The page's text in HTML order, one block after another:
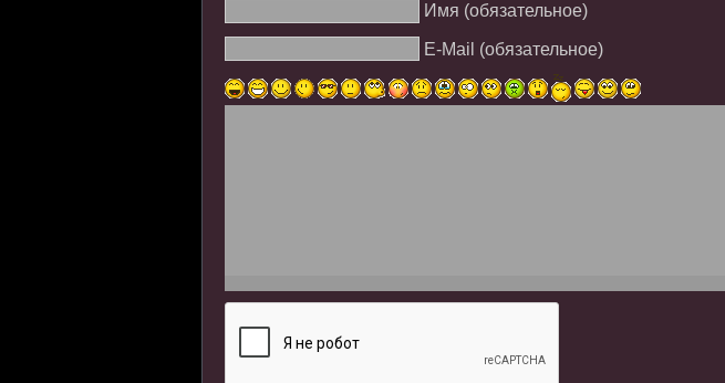
Имя (обязательное)
E-Mail (обязательное)